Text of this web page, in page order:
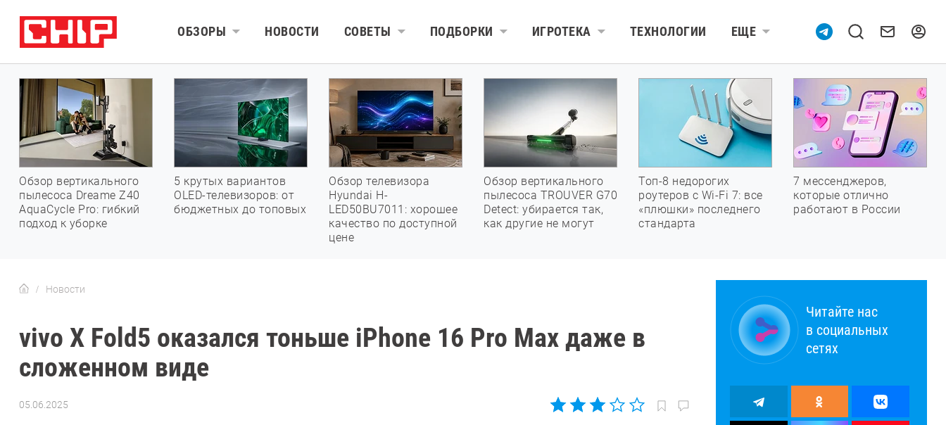
ОБЗОРЫ НОВОСТИ СОВЕТЫ ПОДБОРКИ ИГРОТЕКА ТЕХНОЛОГИИ ЕЩЕ
Обзор вертикального
пылесоса Dreame Z40
AquaCycle Pro: гибкий
подход к уборке
5 крутых вариантов
OLED-телевизоров: от
бюджетных до топовых
Обзор телевизора
Hyundai H-
LED50BU7011: хорошее
качество по доступной
цене
Обзор вертикального
пылесоса TROUVER G70
Detect: убирается так,
как другие не могут
Топ-8 недорогих
роутеров с Wi-Fi 7: все
«плюшки» последнего
стандарта
7 мессенджеров,
которые отлично
работают в России
Новости
vivo X Fold5 оказался тоньше iPhone 16 Pro Max даже в
сложенном виде
05.06.2025
Читайте нас
в социальных
сетях